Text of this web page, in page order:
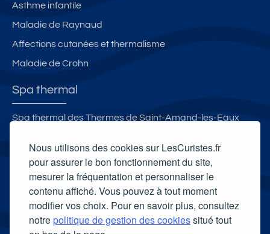
Nous utilisons des cookies sur LesCuristes.fr
pour assurer le bon fonctionnement du site,
mesurer la fréquentation et personnaliser le
contenu affiché. Vous pouvez à tout moment
modifier vos choix. Pour en savoir plus, consultez
notrepolitique de gestion des cookiessitué tout
Asthme infantile
Maladie de Raynaud
Affections cutanées et thermalisme
Maladie de Crohn
Spa thermal
Spa thermal des Thermes de Saint-Amand-les-Eaux
Spa thermal des Thermes de Barbotan-les-Thermes
Selya Resort Thermal & Spa
Carte cadeau spa Vichy
Carte cadeau spa Bagnoles-de-l'Orne